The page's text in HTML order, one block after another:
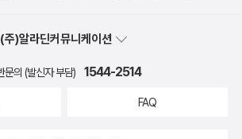
(주)알라딘커뮤니케이션
문의 (발신자 부담) 1544-2514
FAQ